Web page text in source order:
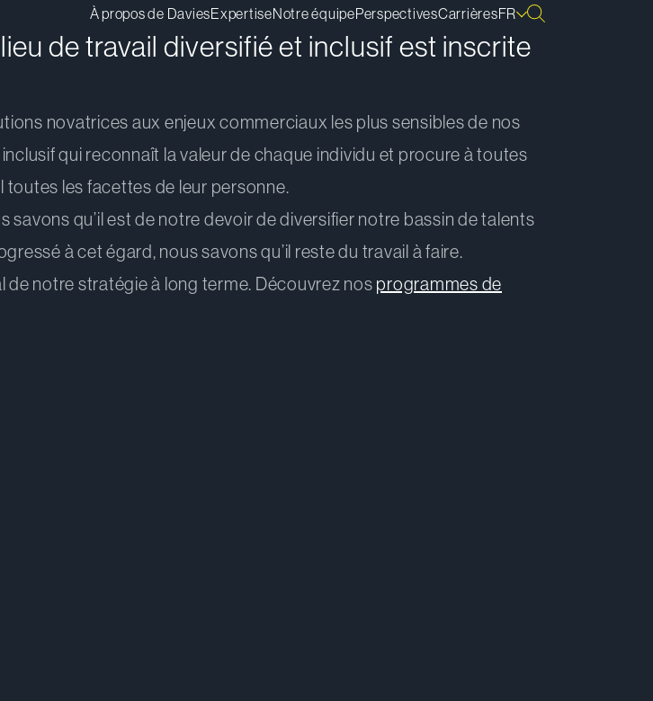
À propos de DaviesExpertiseNotre équipePerspectivesCarrièresFR
de travail diversifié et inclusif est inscrite
novatrices aux enjeux commerciaux les plus sensibles de nos
qui reconnaît la valeur de chaque individu et procure à toutes
les facettes de leur personne.
qu’il est de notre devoir de diversifier notre bassin de talents
à cet égard, nous savons qu’il reste du travail à faire.
notre stratégie à long terme. Découvrez nos programmes de